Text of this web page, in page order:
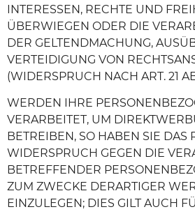
INTERESSEN, RECHTE UND
ÜBERWIEGEN ODER DIE
DER GELTENDMACHUNG,
VERTEIDIGUNG VON
(WIDERSPRUCH NACH ART. 21
WERDEN IHRE
VERARBEITET, UM
BETREIBEN, SO HABEN SIE DAS
WIDERSPRUCH GEGEN DIE
BETREFFENDER
ZUM ZWECKE DERARTIGER
EINZULEGEN; DIES GILT AUCH